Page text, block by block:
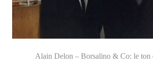
Alain Delon – Borsalino & Co: le ton